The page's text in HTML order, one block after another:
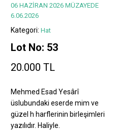
06 HAZİRAN 2026 MÜZAYEDE
6.06.2026
Kategori: Hat
Lot No: 53
20.000 TL
Mehmed Esad Yesârî
üslubundaki eserde mim ve
güzel h harflerinin birleşimleri
yazılıdır. Haliyle.